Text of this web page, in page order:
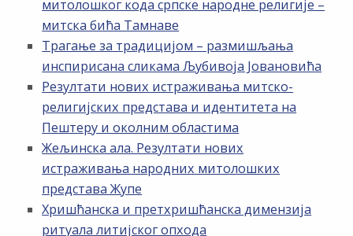
митолошког кода српске народне религије –
митска бића Тамнаве
Трагање за традицијом – размишљања
инспирисана сликама Љубивоја Јовановића
Резултати нових истраживања митско-
религијских представа и идентитета на
Пештеру и околним областима
Жељинска ала. Резултати нових
истраживања народних митолошких
представа Жупе
Хришћанска и претхришћанска димензија
ритуала литијског опхода